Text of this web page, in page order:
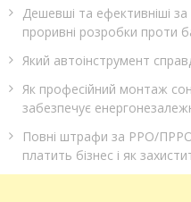
Дешевші та ефективніші
проривні розробки проти
Який автоінструмент
Як професійний монтаж
забезпечує
Повні штрафи за РРО/ПРРО
платить бізнес і як